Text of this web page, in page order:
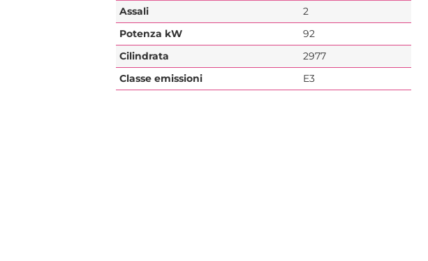
Assali
2
Potenza kW
92
Cilindrata
2977
Classe emissioni
E3